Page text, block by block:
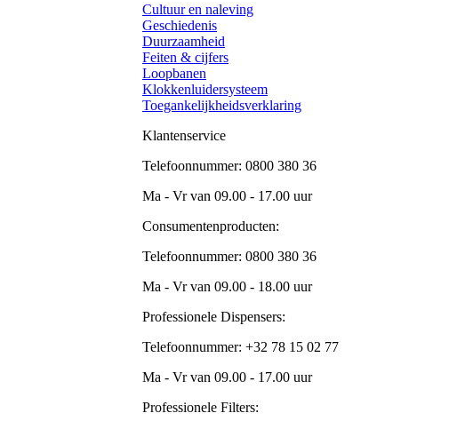
Cultuur en naleving
Geschiedenis
Duurzaamheid
Feiten & cijfers
Loopbanen
Klokkenluidersysteem
Toegankelijkheidsverklaring
Klantenservice
Telefoonnummer: 0800 380 36
Ma - Vr van 09.00 - 17.00 uur
Consumentenproducten:
Telefoonnummer: 0800 380 36
Ma - Vr van 09.00 - 18.00 uur
Professionele Dispensers:
Telefoonnummer: +32 78 15 02 77
Ma - Vr van 09.00 - 17.00 uur
Professionele Filters: